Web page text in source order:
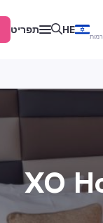
HE תפריט
XO